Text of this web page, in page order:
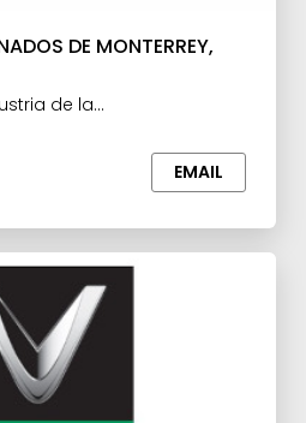
DE MONTERREY,
de la
y Maquilas,Materia
EMAIL